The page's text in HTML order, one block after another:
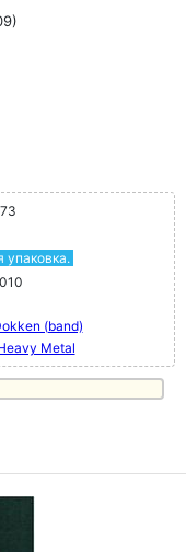
упаковка.
(band)
Metal